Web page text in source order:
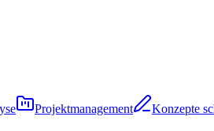
Projektmanagement Konzepte